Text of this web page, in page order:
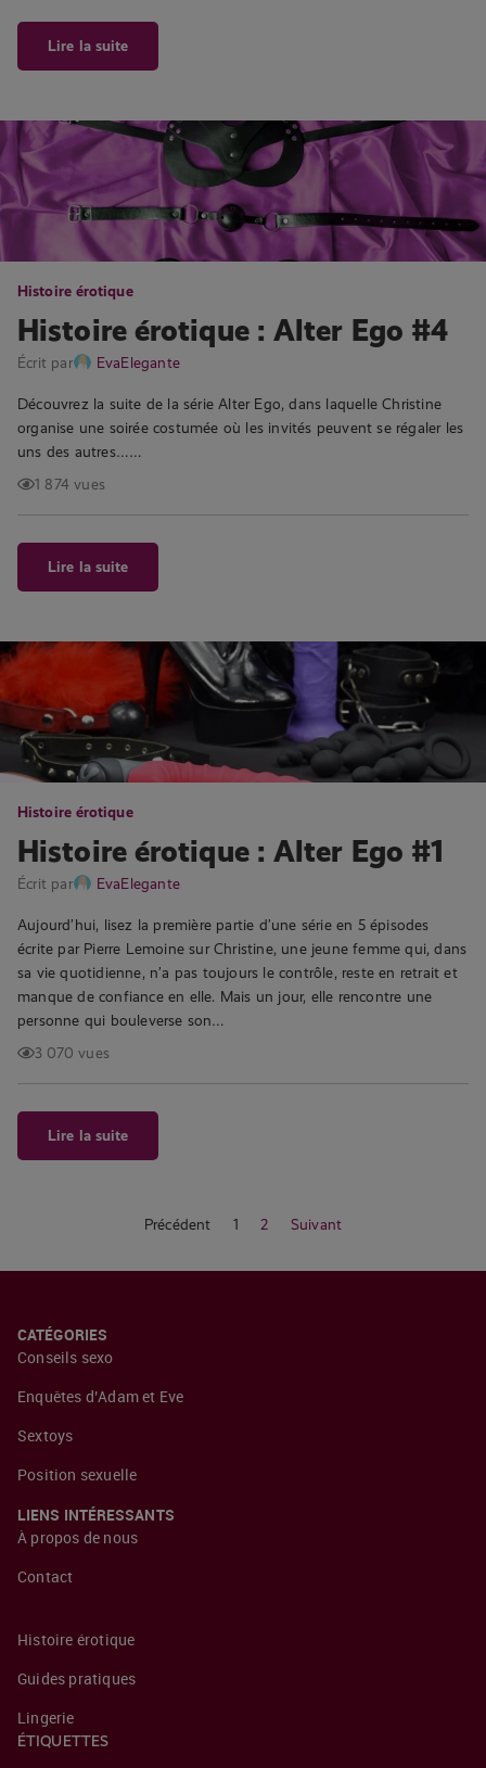
Lire la suite
Histoire érotique
Histoire érotique : Alter Ego #4
Écrit par EvaElegante
Découvrez la suite de la série Alter Ego, dans laquelle Christine
organise une soirée costumée où les invités peuvent se régaler les
uns des autres……
1 874 vues
Lire la suite
Histoire érotique
Histoire érotique : Alter Ego #1
Écrit par EvaElegante
Aujourd’hui, lisez la première partie d’une série en 5 épisodes
écrite par Pierre Lemoine sur Christine, une jeune femme qui, dans
sa vie quotidienne, n’a pas toujours le contrôle, reste en retrait et
manque de confiance en elle. Mais un jour, elle rencontre une
personne qui bouleverse son…
3 070 vues
Lire la suite
Précédent 1 2 Suivant
CATÉGORIES
Conseils sexo
Enquêtes d’Adam et Eve
Sextoys
Position sexuelle
LIENS INTÉRESSANTS
À propos de nous
Contact
Histoire érotique
Guides pratiques
Lingerie
ÉTIQUETTES